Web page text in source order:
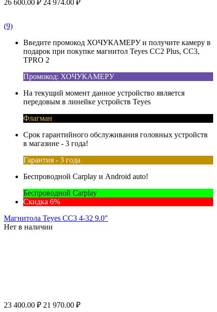
26 600.00 ₽ 24 974.00 ₽
(9)
Введите промокод ХОЧУКАМЕРУ и получите камеру в
подарок при покупке магнитол Teyes CC2 Plus, CC3,
TPRO 2
Промокод: ХОЧУКАМЕРУ
На текущий момент данное устройство является
передовым в линейке устройств Teyes
Флагман
Срок гарантийного обслуживания головных устройств
в магазине - 3 года!
Гарантия - 3 года
Беспроводной Carplay и Android auto!
Беспроводной Carplay
Скидка 6%
Магнитола Teyes CC3 4-32 9.0"
Нет в наличии
23 400.00 ₽ 21 970.00 ₽